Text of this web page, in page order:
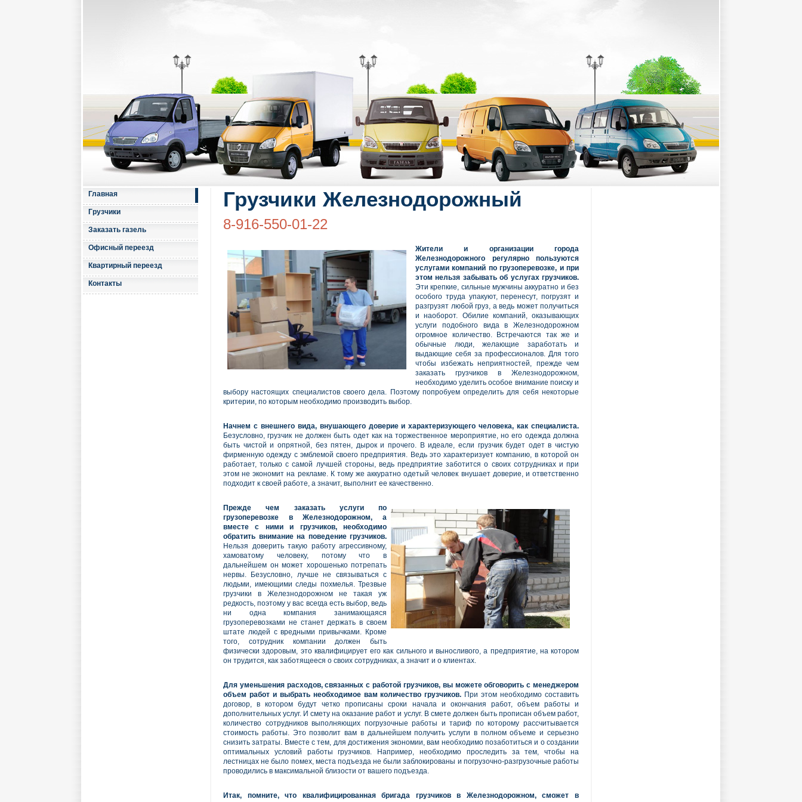
Главная
Грузчики
Заказать газель
Офисный переезд
Квартирный переезд
Контакты
Грузчики Железнодорожный
8-916-550-01-22
Жители и организации города
Железнодорожного регулярно пользуются
услугами компаний по грузоперевозке, и при
этом нельзя забывать об услугах грузчиков.
Эти крепкие, сильные мужчины аккуратно и без
особого труда упакуют, перенесут, погрузят и
разгрузят любой груз, а ведь может получиться
и наоборот. Обилие компаний, оказывающих
услуги подобного вида в Железнодорожном
огромное количество. Встречаются так же и
обычные люди, желающие заработать и
выдающие себя за профессионалов. Для того
чтобы избежать неприятностей, прежде чем
заказать грузчиков в Железнодорожном,
необходимо уделить особое внимание поиску и
выбору настоящих специалистов своего дела. Поэтому попробуем определить для себя некоторые
критерии, по которым необходимо производить выбор.
Начнем с внешнего вида, внушающего доверие и характеризующего человека, как специалиста.
Безусловно, грузчик не должен быть одет как на торжественное мероприятие, но его одежда должна
быть чистой и опрятной, без пятен, дырок и прочего. В идеале, если грузчик будет одет в чистую
фирменную одежду с эмблемой своего предприятия. Ведь это характеризует компанию, в которой он
работает, только с самой лучшей стороны, ведь предприятие заботится о своих сотрудниках и при
этом не экономит на рекламе. К тому же аккуратно одетый человек внушает доверие, и ответственно
подходит к своей работе, а значит, выполнит ее качественно.
Прежде чем заказать услуги по
грузоперевозке в Железнодорожном, а
вместе с ними и грузчиков, необходимо
обратить внимание на поведение грузчиков.
Нельзя доверить такую работу агрессивному,
хамоватому человеку, потому что в
дальнейшем он может хорошенько потрепать
нервы. Безусловно, лучше не связываться с
людьми, имеющими следы похмелья. Трезвые
грузчики в Железнодорожном не такая уж
редкость, поэтому у вас всегда есть выбор, ведь
ни одна компания занимающаяся
грузоперевозками не станет держать в своем
штате людей с вредными привычками. Кроме
того, сотрудник компании должен быть
физически здоровым, это квалифицирует его как сильного и выносливого, а предприятие, на котором
он трудится, как заботящееся о своих сотрудниках, а значит и о клиентах.
Для уменьшения расходов, связанных с работой грузчиков, вы можете обговорить с менеджером
объем работ и выбрать необходимое вам количество грузчиков. При этом необходимо составить
договор, в котором будут четко прописаны сроки начала и окончания работ, объем работы и
дополнительных услуг. И смету на оказание работ и услуг. В смете должен быть прописан объем работ,
количество сотрудников выполняющих погрузочные работы и тариф по которому рассчитывается
стоимость работы. Это позволит вам в дальнейшем получить услуги в полном объеме и серьезно
снизить затраты. Вместе с тем, для достижения экономии, вам необходимо позаботиться и о создании
оптимальных условий работы грузчиков. Например, необходимо проследить за тем, чтобы на
лестницах не было помех, места подъезда не были заблокированы и погрузочно-разгрузочные работы
проводились в максимальной близости от вашего подъезда.
Итак, помните, что квалифицированная бригада грузчиков в Железнодорожном, сможет в